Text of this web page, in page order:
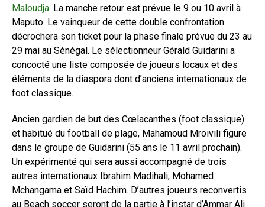
Maloudja. La manche retour est prévue le 9 ou 10 avril à
Maputo. Le vainqueur de cette double confrontation
décrochera son ticket pour la phase finale prévue du 23 au
29 mai au Sénégal. Le sélectionneur Gérald Guidarini a
concocté une liste composée de joueurs locaux et des
éléments de la diaspora dont d’anciens internationaux de
foot classique.
Ancien gardien de but des Cœlacanthes (foot classique)
et habitué du football de plage, Mahamoud Mroivili figure
dans le groupe de Guidarini (55 ans le 11 avril prochain).
Un expérimenté qui sera aussi accompagné de trois
autres internationaux Ibrahim Madihali, Mohamed
Mchangama et Saïd Hachim. D’autres joueurs reconvertis
au Beach soccer seront de la partie à l’instar d’Ammar Ali